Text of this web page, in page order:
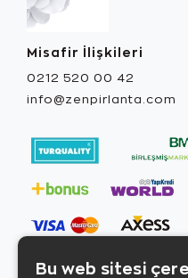
Misafir İlişkileri
0212 520 00 42
info@zenpirlanta.com
Bu web sitesi